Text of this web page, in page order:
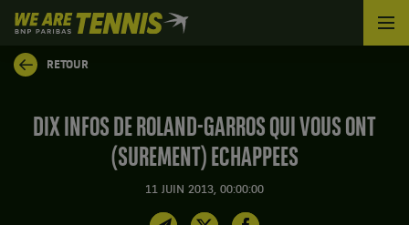
We
are
Tennis
by
Accueil
RETOUR
DIX INFOS DE ROLAND-GARROS QUI VOUS ONT
(SUREMENT) ECHAPPEES
11 JUIN 2013, 00:00:00